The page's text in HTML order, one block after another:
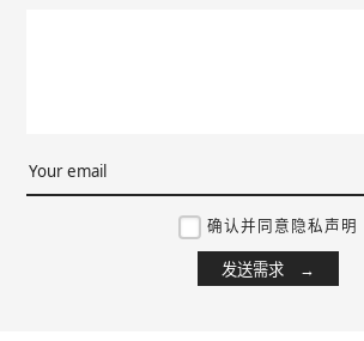
确认并同意隐私声明